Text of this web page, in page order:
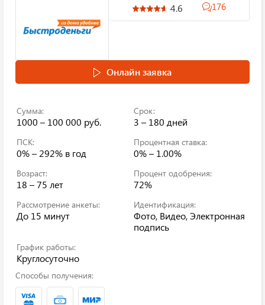
4.6 176
Онлайн заявка
Сумма:
1000 – 100 000 руб.
Срок:
3 – 180 дней
ПСК:
0% – 292% в год
Процентная ставка:
0% – 1.00%
Возраст:
18 – 75 лет
Процент одобрения:
72%
Рассмотрение анкеты:
До 15 минут
Идентификация:
Фото, Видео, Электронная
подпись
График работы:
Круглосуточно
Способы получения: